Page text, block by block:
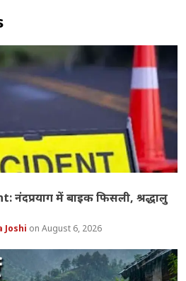
में बाइक फिसली, श्रद्धालु
Joshi August 6, 2026